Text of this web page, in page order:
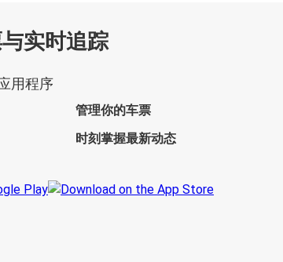
实时追踪
用程序
管理你的车票
时刻掌握最新动态